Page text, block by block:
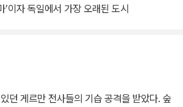
시대를 끝내고 근대를 연 종교 개혁가 루터,
지. 종교, 철학, 예술, 정치를 아우르는 역사
에 고스란히 담겨 있다.
’이자 독일에서 가장 오래된 도시
던 게르만 전사들의 기습 공격을 받았다. 숲